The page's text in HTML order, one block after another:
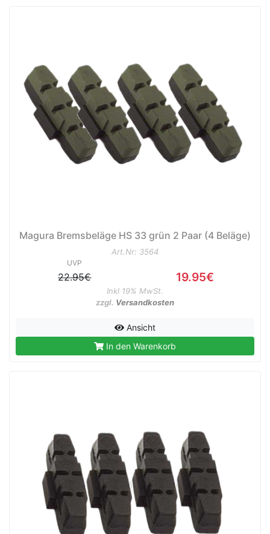
Magura Bremsbeläge HS 33 grün 2 Paar (4 Beläge)
Art.Nr: 3564
UVP
22.95€ 19.95€
Inkl 19% MwSt.
zzgl. Versandkosten
Ansicht
In den Warenkorb